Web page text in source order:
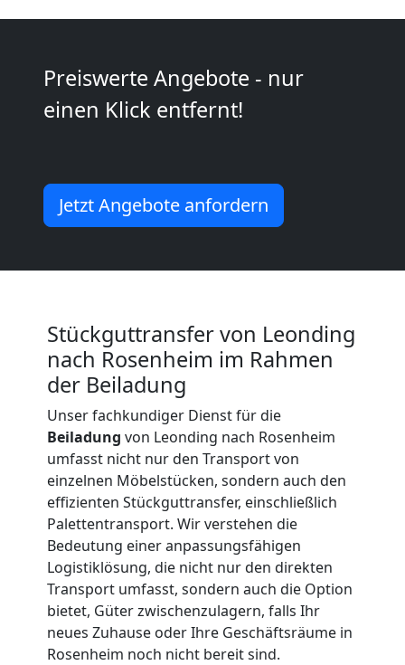
Preiswerte Angebote - nur
einen Klick entfernt!
Jetzt Angebote anfordern
Stückguttransfer von Leonding
nach Rosenheim im Rahmen
der Beiladung
Unser fachkundiger Dienst für die
Beiladung von Leonding nach Rosenheim
umfasst nicht nur den Transport von
einzelnen Möbelstücken, sondern auch den
effizienten Stückguttransfer, einschließlich
Palettentransport. Wir verstehen die
Bedeutung einer anpassungsfähigen
Logistiklösung, die nicht nur den direkten
Transport umfasst, sondern auch die Option
bietet, Güter zwischenzulagern, falls Ihr
neues Zuhause oder Ihre Geschäftsräume in
Rosenheim noch nicht bereit sind.
National
Möbeltransport
Beiladung
Beiladung
International
Internationaler
Umzug
Nationaler
Umzug